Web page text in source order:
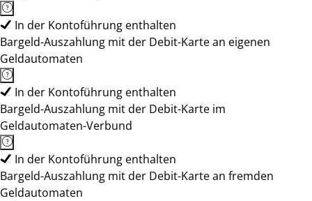
In der Kontoführung enthalten
Bargeld-Auszahlung mit der Debit-Karte an eigenen
Geldautomaten
In der Kontoführung enthalten
Bargeld-Auszahlung mit der Debit-Karte im
Geldautomaten-Verbund
In der Kontoführung enthalten
Bargeld-Auszahlung mit der Debit-Karte an fremden
Geldautomaten